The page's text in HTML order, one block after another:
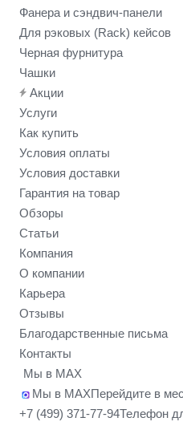
Фанера и сэндвич-панели
Для рэковых (Rack) кейсов
Черная фурнитура
Чашки
Акции
Услуги
Как купить
Условия оплаты
Условия доставки
Гарантия на товар
Обзоры
Статьи
Компания
О компании
Карьера
Отзывы
Благодарственные письма
Контакты
Мы в MAX
Мы в MAXПерейдите в
+7 (499) 371-77-94Телефон